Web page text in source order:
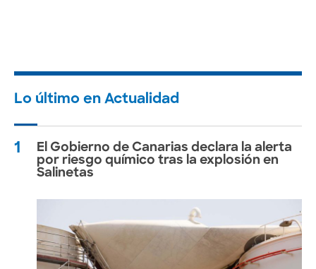
Lo último en Actualidad
1
El Gobierno de Canarias declara la alerta
por riesgo químico tras la explosión en
Salinetas